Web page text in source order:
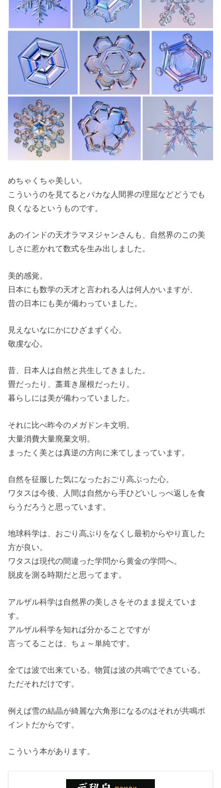
めちゃくちゃ美しい。
こういうのを見てるとバカな人間界の理屈などどうでも
良くなるというものです。
あのインドの天才ラマヌジャンさんも、自然界のこの美
しさに惹かれて数式を生み出しました。
美的感覚。
日本にも数学の天才と言われる人は何人かいますが、
昔の日本にも美が備わっていました。
見えないなにかにひざまずく心。
敬虔な心。
昔、日本人は自然と共生してきました。
畳だったり、藁葺き屋根だったり。
暮らしには美が備わっていました。
それに比べ昨今のメガドンキ文明。
大量消費大量廃棄文明。
まったく美とは真逆の方向に来てしまっています。
自然を征服した気になったおごり高ぶった心。
ワタスは今後、人間は自然から手ひどいしっぺ返しを食
らうだろうと思っています。
地球科学は、おごり高ぶりをなくし最初からやり直した
方が良い。
ワタスは現代の間違った学問から黄金の学問へ。
脱皮を測る時期だと思ってます。
アルザル科学は自然界の美しさをそのまま捉えていま
す。
アルザル科学を知れば分かることですが
言ってることは、ちょ～単純です。
全ては波で出来ている。物質は波の共鳴でできている。
ただそれだけです。
例えば雪の結晶が綺麗な六角形になるのはそれが共鳴ポ
イントだからです。
こういう本があります。